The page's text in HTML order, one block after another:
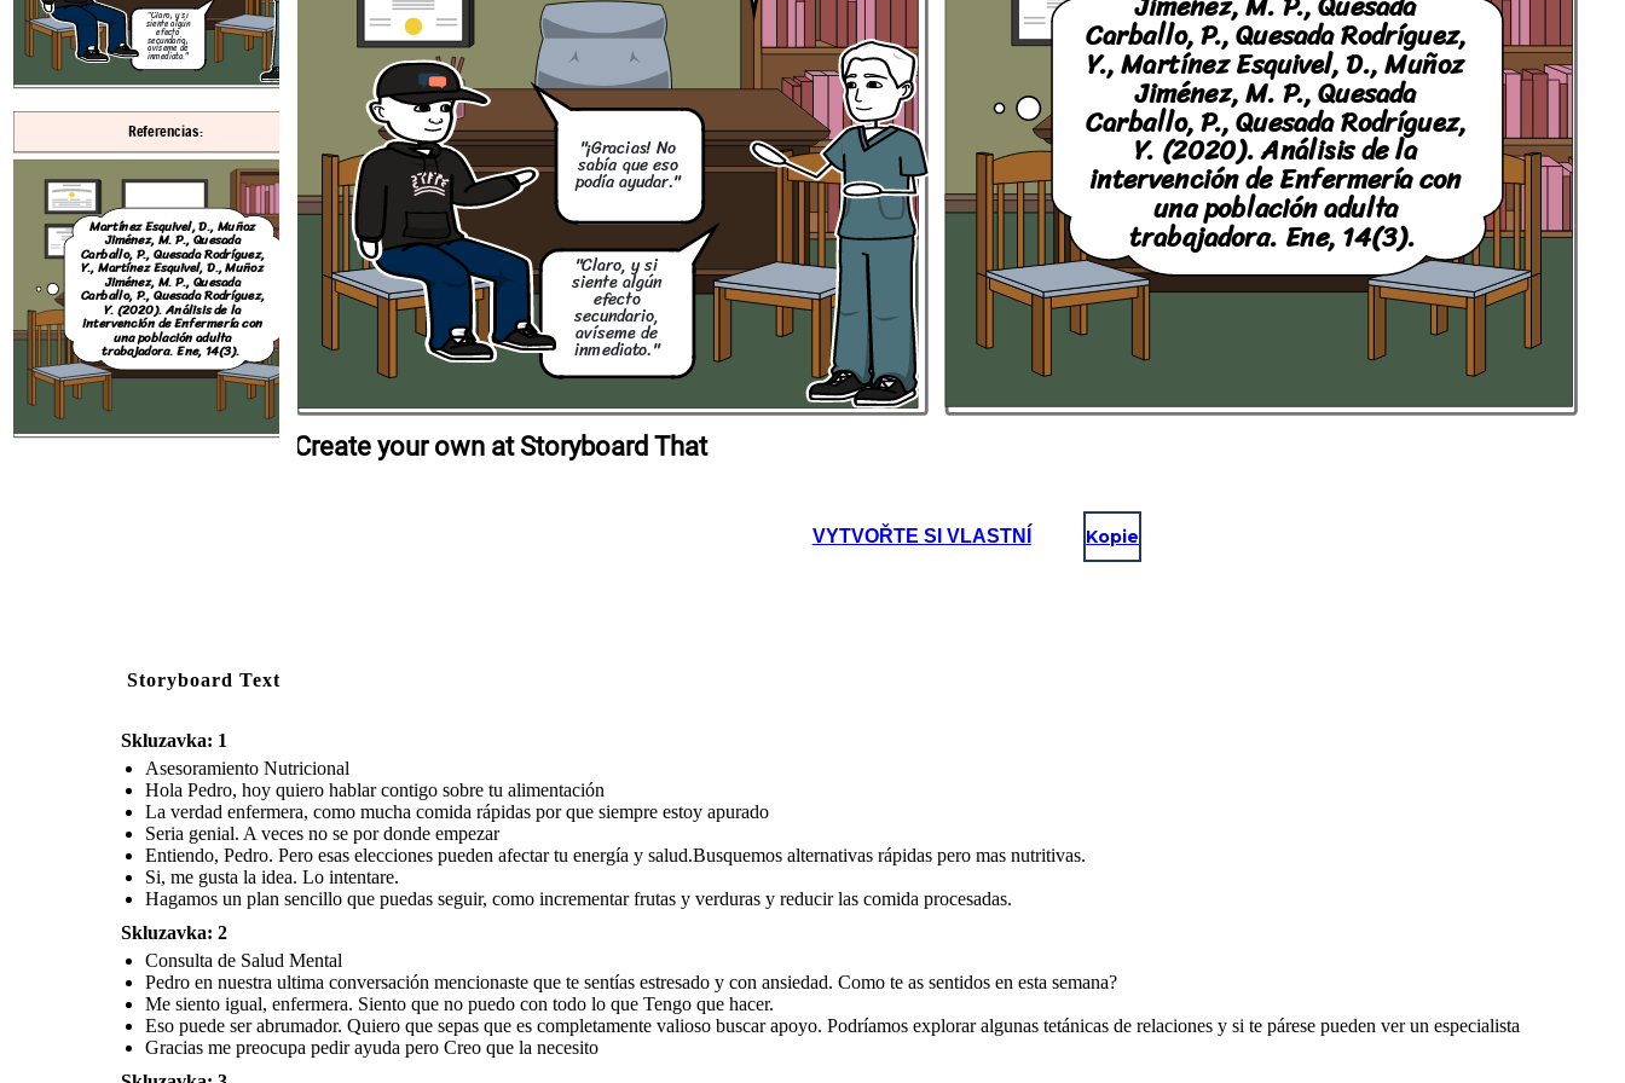
trabajadora.Ene,14
"Claro, y si
siente algún
efecto
secundario,
avíseme de
inmediato."
Referencias:
en sangre
No te preocupes hoy
aremos esas pruebas si
detectamos algo
Podemos actuar de
Martínez Esquivel, D., Muñoz
Jiménez, M. P., Quesada
Carballo, P., Quesada Rodríguez,
Y., Martínez Esquivel, D., Muñoz
Jiménez, M. P., Quesada
Carballo, P., Quesada Rodríguez,
Y. (2020). Análisis de la
intervención de Enfermería con
una población adulta
trabajadora.Ene,14(3).
Create your own at Storyboard That
"¡Gracias! No
sabía que eso
podía ayudar."
"Claro, y si
siente algún
efecto
secundario,
avíseme de
inmediato."
Carballo, P., Quesada Rodríguez,
Y., Martínez Esquivel, D., Muñoz
Jiménez, M. P., Quesada
Carballo, P., Quesada Rodríguez,
Y. (2020). Análisis de la
intervención de Enfermería con
una población adulta
trabajadora.Ene,14(3).
VYTVOŘTE SI VLASTNÍ Kopie
Storyboard Text
Skluzavka: 1
Asesoramiento Nutricional
Hola Pedro, hoy quiero hablar contigo sobre tu alimentación
La verdad enfermera, como mucha comida rápidas por que siempre estoy apurado
Seria genial. A veces no se por donde empezar
Entiendo, Pedro. Pero esas elecciones pueden afectar tu energía y salud.Busquemos alternativas rápidas pero mas nutritivas.
Si, me gusta la idea. Lo intentare.
Hagamos un plan sencillo que puedas seguir, como incrementar frutas y verduras y reducir las comida procesadas.
Skluzavka: 2
Consulta de Salud Mental
Pedro en nuestra ultima conversación mencionaste que te sentías estresado y con ansiedad. Como te as sentidos en esta semana?
Me siento igual, enfermera. Siento que no puedo con todo lo que Tengo que hacer.
Eso puede ser abrumador. Quiero que sepas que es completamente valioso buscar apoyo. Podríamos explorar algunas tetánicas de relaciones y si te párese pueden ver un especialista
Gracias me preocupa pedir ayuda pero Creo que la necesito